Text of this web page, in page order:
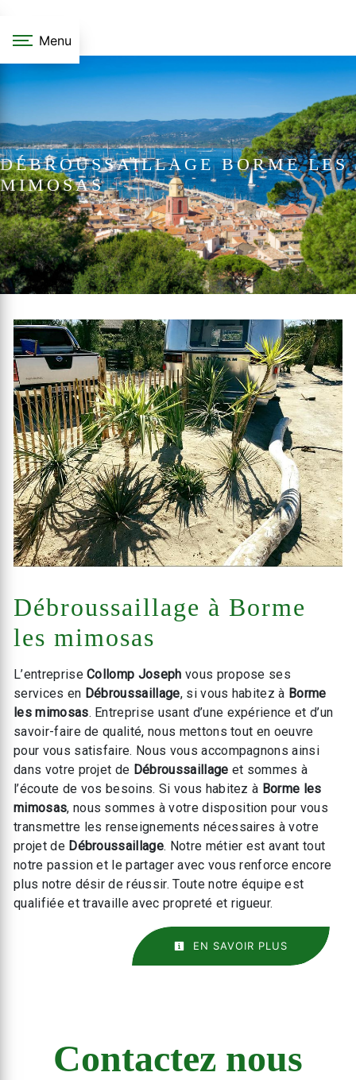
Menu
DÉBROUSSAILLAGE BORME LES
MIMOSAS
Débroussaillage à Borme
les mimosas
L’entrepriseCollomp Joseph vous propose ses
services en Débroussaillage, si vous habitez à Borme
les mimosas. Entreprise usant d’une expérience et d’un
savoir-faire de qualité, nous mettons tout en oeuvre
pour vous satisfaire. Nous vous accompagnons ainsi
dans votre projet de Débroussaillage et sommes à
l’écoute de vos besoins. Si vous habitez à Borme les
mimosas, nous sommes à votre disposition pour vous
transmettre les renseignements nécessaires à votre
projet de Débroussaillage. Notre métier est avant tout
notre passion et le partager avec vous renforce encore
plus notre désir de réussir. Toute notre équipe est
qualifiée et travaille avec propreté et rigueur.
EN SAVOIR PLUS
Contactez nous